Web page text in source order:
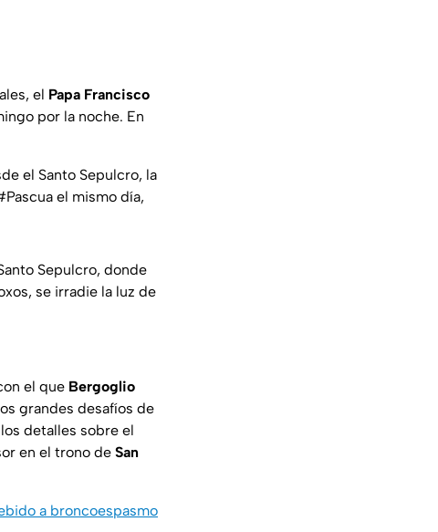
el Papa Francisco
por la noche. En
el Santo Sepulcro, la
el mismo día,
Sepulcro, donde
se irradie la luz de
el que Bergoglio
grandes desafíos de
detalles sobre el
en el trono de San
a broncoespasmo